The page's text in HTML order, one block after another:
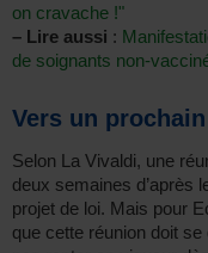
on cravache !"
– Lire aussi :
de soignants non-
Vers un
Selon La Vivaldi, une
deux semaines d’après
projet de loi. Mais pour
que cette réunion doit